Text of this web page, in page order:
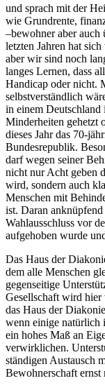
und sprach mit der
wie Grundrente,
–bewohner aber
letzten Jahren hat
aber wir sind noch
langes Lernen, dass
Handicap oder nicht.
selbstverständlich
in einem Deutschland
Minderheiten gehetzt
dieses Jahr das 70-
Bundesrepublik.
darf wegen seiner
nicht nur Acht geben
wird, sondern auch
Menschen mit
ist. Daran
Wahlausschluss vor
aufgehoben wurde
Das Haus der
dem alle Menschen
gegenseitige
Gesellschaft wird hier
das Haus der
wenn einige natürlich
ein hohes Maß an
verwirklichen.
ständigen Austausch
Bewohnerschaft ernst